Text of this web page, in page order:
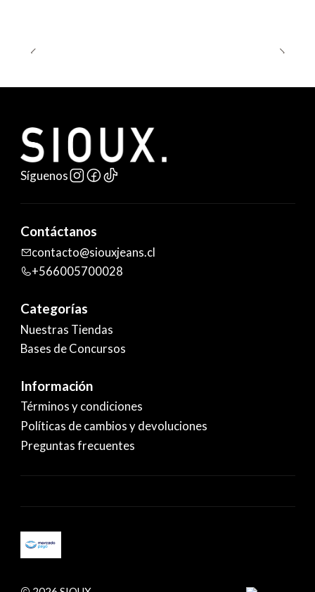
Síguenos
Contáctanos
contacto@siouxjeans.cl
+566005700028
Categorías
Nuestras Tiendas
Bases de Concursos
Información
Términos y condiciones
Políticas de cambios y devoluciones
Preguntas frecuentes